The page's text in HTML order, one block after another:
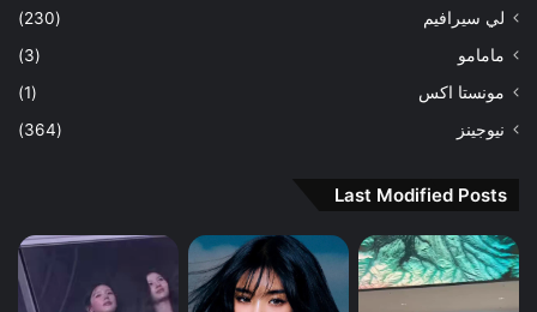
لي سيرافيم
(230)
مامامو
(3)
مونستا اكس
(1)
نيوجينز
(364)
Last Modified Posts